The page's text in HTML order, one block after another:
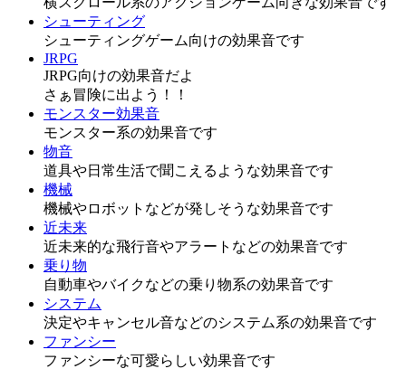
シューティング
シューティングゲーム向けの効果音です
JRPG
JRPG向けの効果音だよ
さぁ冒険に出よう！！
モンスター効果音
モンスター系の効果音です
物音
道具や日常生活で聞こえるような効果音です
機械
機械やロボットなどが発しそうな効果音です
近未来
近未来的な飛行音やアラートなどの効果音です
乗り物
自動車やバイクなどの乗り物系の効果音です
システム
決定やキャンセル音などのシステム系の効果音です
ファンシー
ファンシーな可愛らしい効果音です